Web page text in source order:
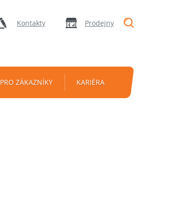
Kontakty Prodejny
PRO ZÁKAZNÍKY KARIÉRA